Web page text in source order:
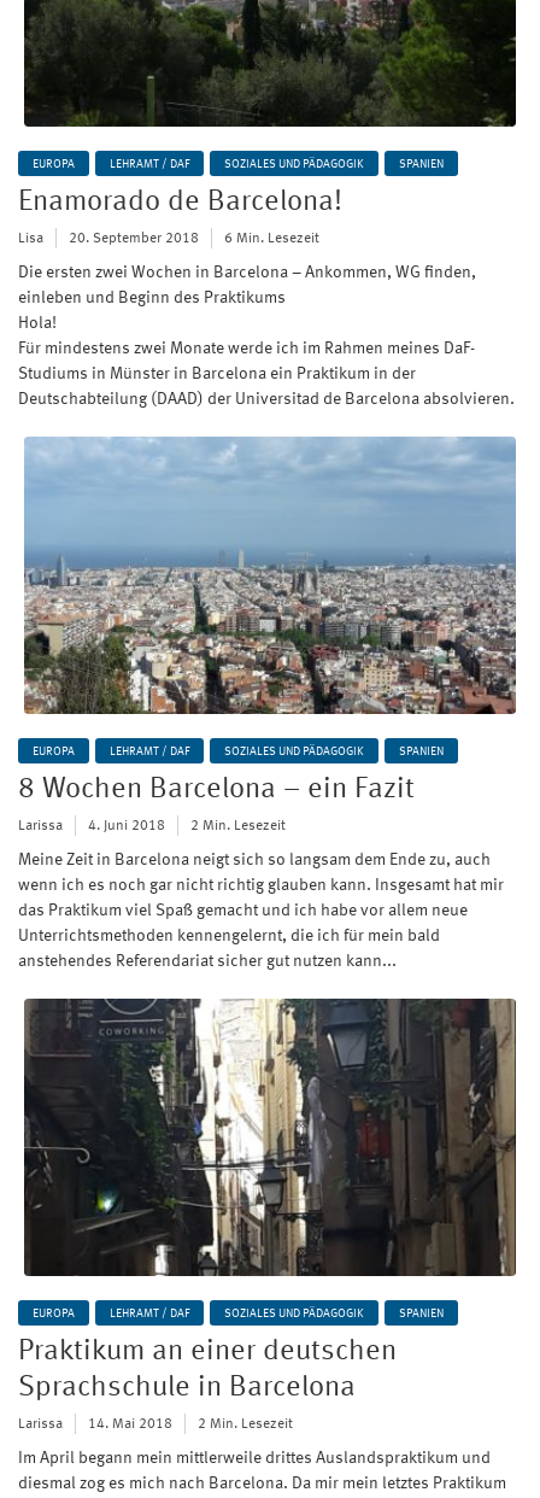
EUROPA LEHRAMT / DAF SOZIALES UND PÄDAGOGIK SPANIEN
Enamorado de Barcelona!
Lisa 20. September 2018 6 Min. Lesezeit
Die ersten zwei Wochen in Barcelona – Ankommen, WG finden,
einleben und Beginn des Praktikums
Hola!
Für mindestens zwei Monate werde ich im Rahmen meines DaF-
Studiums in Münster in Barcelona ein Praktikum in der
Deutschabteilung (DAAD) der Universitad de Barcelona absolvieren.
EUROPA LEHRAMT / DAF SOZIALES UND PÄDAGOGIK SPANIEN
8 Wochen Barcelona – ein Fazit
Larissa 4. Juni 2018 2 Min. Lesezeit
Meine Zeit in Barcelona neigt sich so langsam dem Ende zu, auch
wenn ich es noch gar nicht richtig glauben kann. Insgesamt hat mir
das Praktikum viel Spaß gemacht und ich habe vor allem neue
Unterrichtsmethoden kennengelernt, die ich für mein bald
anstehendes Referendariat sicher gut nutzen kann...
EUROPA LEHRAMT / DAF SOZIALES UND PÄDAGOGIK SPANIEN
Praktikum an einer deutschen
Sprachschule in Barcelona
Larissa 14. Mai 2018 2 Min. Lesezeit
Im April begann mein mittlerweile drittes Auslandspraktikum und
diesmal zog es mich nach Barcelona. Da mir mein letztes Praktikum